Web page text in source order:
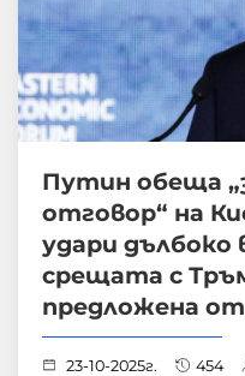
Путин обеща
отговор“ на
удари дълбоко
срещата с
предложена
23-10-2025г. 454